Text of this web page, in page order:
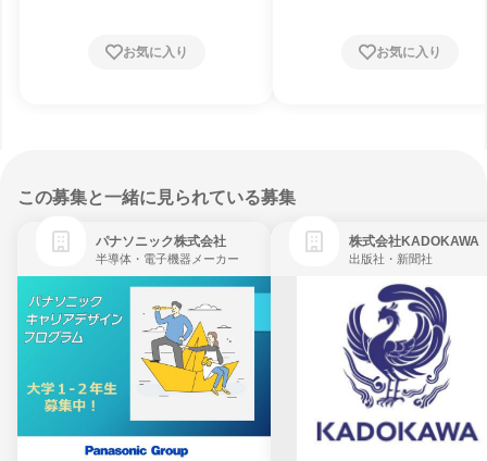
お気に入り お気に入り
この募集と一緒に見られている募集
パナソニック株式会社
半導体・電子機器メーカー
株式会社KADOKAWA
出版社・新聞社